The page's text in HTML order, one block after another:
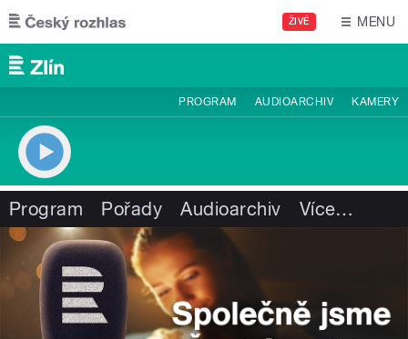
Přejít k hlavnímu obsahu
ŽIVĚ MENU
PROGRAM AUDIOARCHIV KAMERY
Program Pořady Audioarchiv Více…